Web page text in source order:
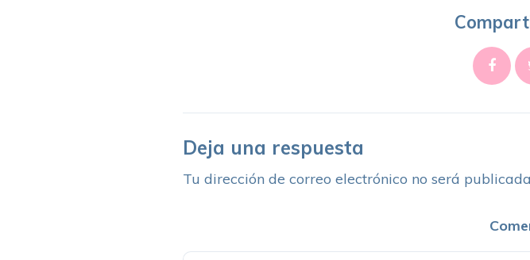
Deja una respuesta
Tu dirección de correo electrónico no será